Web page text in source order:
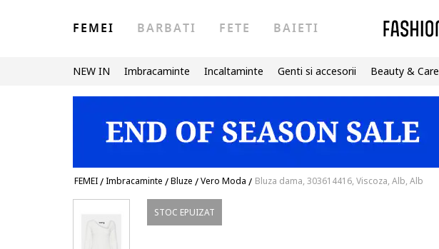
FEMEI BARBATI FETE BAIETI
NEW IN Imbracaminte Incaltaminte Genti si accesorii Beauty & Care
FEMEI/Imbracaminte /Bluze /Vero Moda / Bluza dama, 303614416, Viscoza, Alb, Alb
STOC EPUIZAT